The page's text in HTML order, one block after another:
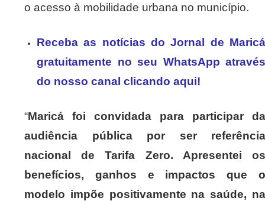
o acesso à mobilidade urbana no município.
Receba as notícias do Jornal de Maricá
gratuitamente no seu WhatsApp através
do nosso canal clicando aqui!
“Maricá foi convidada para participar da
audiência pública por ser referência
nacional de Tarifa Zero. Apresentei os
benefícios, ganhos e impactos que o
modelo impõe positivamente na saúde, na